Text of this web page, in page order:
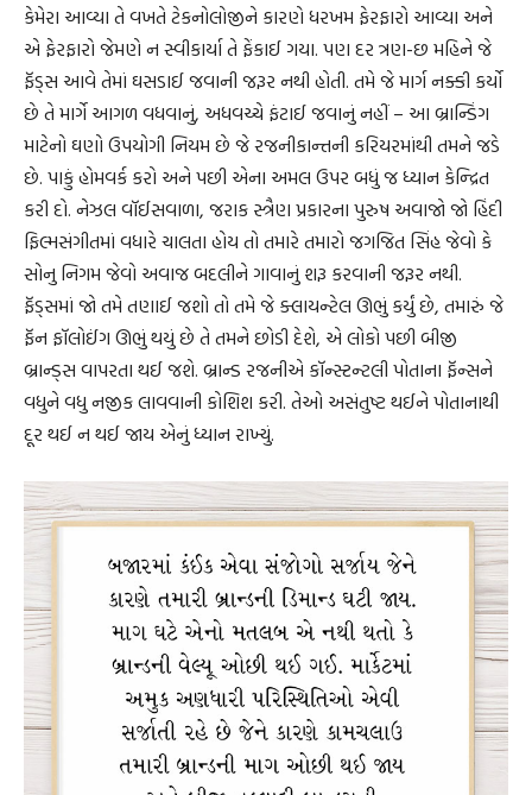
કેમેરા આવ્યા તે વખતે ટેકનોલોજીને કારણે ધરખમ ફેરફારો આવ્યા અને
એ ફેરફારો જેમણે ન સ્વીકાર્યા તે ફેંકાઈ ગયા. પણ દર ત્રણ-છ મહિને જે
ફૅડ્સ આવે તેમાં ઘસડાઈ જવાની જરૂર નથી હોતી. તમે જે માર્ગ નક્કી કર્યો
છે તે માર્ગે આગળ વધવાનું, અધવચ્ચે ફંટાઈ જવાનું નહીં – આ બ્રાન્ડિંગ
માટેનો ઘણો ઉપયોગી નિયમ છે જે રજનીકાન્તની કરિયરમાંથી તમને જડે
છે. પાકું હોમવર્ક કરો અને પછી એના અમલ ઉપર બધું જ ધ્યાન કેન્દ્રિત
કરી દો. નેઝલ વૉઈસવાળા, જરાક સ્ત્રૈણ પ્રકારના પુરુષ અવાજો જો હિંદી
ફિલ્મસંગીતમાં વધારે ચાલતા હોય તો તમારે તમારો જગજિત સિંહ જેવો કે
સોનુ નિગમ જેવો અવાજ બદલીને ગાવાનું શરૂ કરવાની જરૂર નથી.
ફૅડ્સમાં જો તમે તણાઈ જશો તો તમે જે ક્લાયન્ટેલ ઊભું કર્યું છે, તમારું જે
ફૅન ફૉલોઈંગ ઊભું થયું છે તે તમને છોડી દેશે, એ લોકો પછી બીજી
બ્રાન્ડ્સ વાપરતા થઈ જશે. બ્રાન્ડ રજનીએ કૉન્સ્ટન્ટલી પોતાના ફૅન્સને
વધુને વધુ નજીક લાવવાની કોશિશ કરી. તેઓ અસંતુષ્ટ થઈને પોતાનાથી
દૂર થઈ ન થઈ જાય એનું ધ્યાન રાખ્યું.